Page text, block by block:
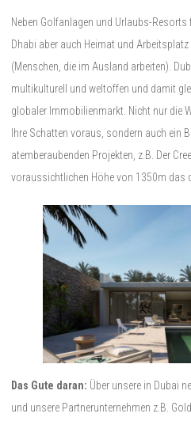
Neben Golfanlagen und Urlaubs-
Dhabi aber auch Heimat und
(Menschen, die im Ausland arbeiten).
multikulturell und weltoffen und damit
globaler Immobilienmarkt. Nicht nur die
Ihre Schatten voraus, sondern auch ein
atemberaubenden Projekten, z.B. Der
voraussichtlichen Höhe von 1350m das
Das Gute daran: Über unsere in Dubai
und unsere Partnerunternehmen z.B.